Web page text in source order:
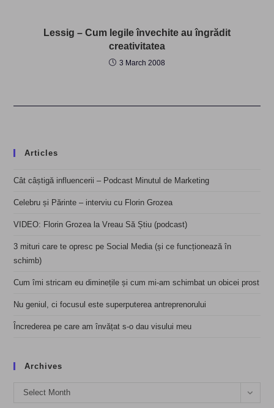
Lessig – Cum legile învechite au îngrădit
creativitatea
3 March 2008
Articles
Cât câștigă influencerii – Podcast Minutul de Marketing
Celebru și Părinte – interviu cu Florin Grozea
VIDEO: Florin Grozea la Vreau Să Știu (podcast)
3 mituri care te opresc pe Social Media (și ce funcționează în
schimb)
Cum îmi stricam eu diminețile și cum mi-am schimbat un obicei prost
Nu geniul, ci focusul este superputerea antreprenorului
Încrederea pe care am învățat s-o dau visului meu
Archives
Archives
Select Month